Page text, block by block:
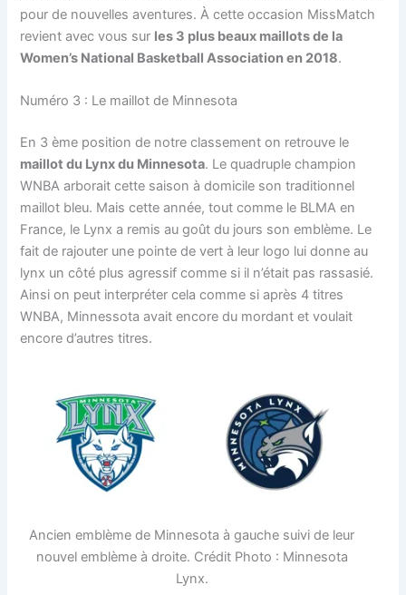
pour de nouvelles aventures. À cette occasion MissMatch
revient avec vous sur les 3 plus beaux maillots de la
Women’s National Basketball Association en 2018.
Numéro 3 : Le maillot de Minnesota
En 3 ème position de notre classement on retrouve le
maillot du Lynx du Minnesota. Le quadruple champion
WNBA arborait cette saison à domicile son traditionnel
maillot bleu. Mais cette année, tout comme le BLMA en
France, le Lynx a remis au goût du jours son emblème. Le
fait de rajouter une pointe de vert à leur logo lui donne au
lynx un côté plus agressif comme si il n’était pas rassasié.
Ainsi on peut interpréter cela comme si après 4 titres
WNBA, Minnessota avait encore du mordant et voulait
encore d’autres titres.
Ancien emblème de Minnesota à gauche suivi de leur
nouvel emblème à droite. Crédit Photo : Minnesota
Lynx.